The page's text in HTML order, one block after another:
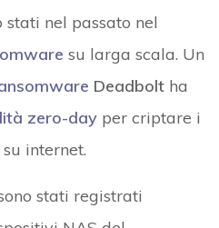
stati nel passato nel
su larga scala. Un
Deadbolt ha
zero-dayper criptare i
internet.
stati registrati